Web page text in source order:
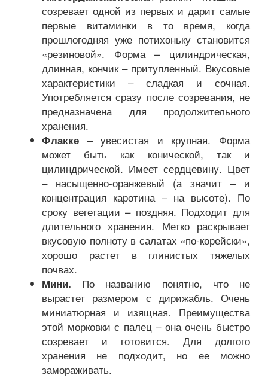
созревает одной из первых и дарит самые
первые витаминки в то время, когда
прошлогодняя уже потихоньку становится
«резиновой». Форма – цилиндрическая,
длинная, кончик – притупленный. Вкусовые
характеристики – сладкая и сочная.
Употребляется сразу после созревания, не
предназначена для продолжительного
хранения.
Флакке – увесистая и крупная. Форма
может быть как конической, так и
цилиндрической. Имеет сердцевину. Цвет
– насыщенно-оранжевый (а значит – и
концентрация каротина – на высоте). По
сроку вегетации – поздняя. Подходит для
длительного хранения. Метко раскрывает
вкусовую полноту в салатах «по-корейски»,
хорошо растет в глинистых тяжелых
почвах.
Мини. По названию понятно, что не
вырастет размером с дирижабль. Очень
миниатюрная и изящная. Преимущества
этой морковки с палец – она очень быстро
созревает и готовится. Для долгого
хранения не подходит, но ее можно
замораживать.